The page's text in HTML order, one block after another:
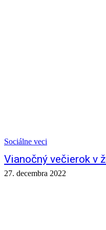
Sociálne veci
Vianočný večierok v
27. decembra 2022